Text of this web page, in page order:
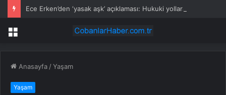
Menü
Anasayfa /Yaşam
Yaşam